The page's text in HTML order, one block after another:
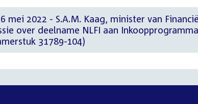
mei 2022 - S.A.M. Kaag, minister van
over deelname NLFI aan Inkoopprogramma
31789-104)